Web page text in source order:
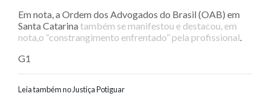
Em nota, a Ordem dos Advogados do Brasil (OAB) em
Santa Catarina também se manifestou e destacou, em
nota,o “constrangimento enfrentado” pela profissional.
G1
Leia também no Justiça Potiguar